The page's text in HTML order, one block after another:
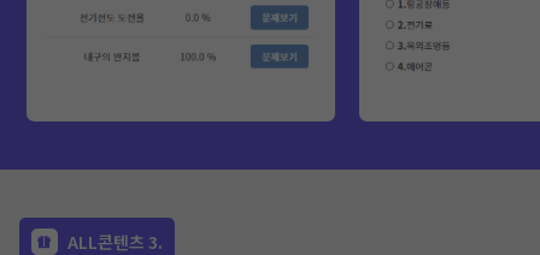
ALL콘텐츠 3.